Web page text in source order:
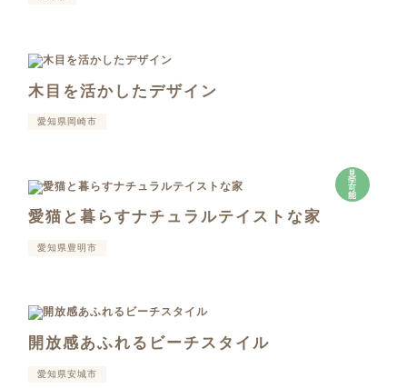
木目を活かしたデザイン
愛知県岡崎市
見
学
可
能
愛猫と暮らすナチュラルテイストな家
愛知県豊明市
開放感あふれるビーチスタイル
愛知県安城市